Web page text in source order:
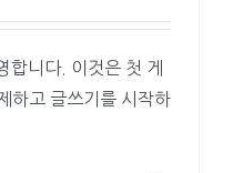
합니다. 이것은 첫 게
하고 글쓰기를 시작하